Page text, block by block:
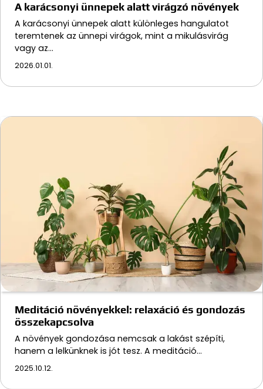
A karácsonyi ünnepek alatt virágzó növények
A karácsonyi ünnepek alatt különleges hangulatot
teremtenek az ünnepi virágok, mint a mikulásvirág
vagy az…
2026.01.01.
Meditáció növényekkel: relaxáció és gondozás
összekapcsolva
A növények gondozása nemcsak a lakást szépíti,
hanem a lelkünknek is jót tesz. A meditáció…
2025.10.12.